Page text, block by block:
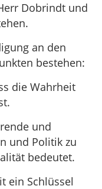
Dobrindt und
an den
bestehen:
die Wahrheit
und
und Politik zu
bedeutet.
ein Schlüssel